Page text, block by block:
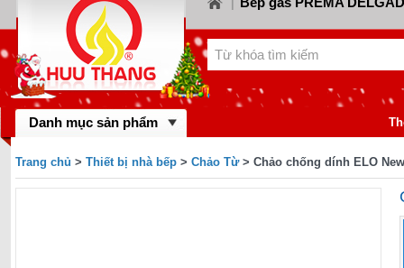
LORCA | Bếp gas CANZY |
KIWA | Bếp gas FABER
BINOVA Bếp gas MASTER
Bếp gas
BLUESTAR | Bếp gas
Danh mục sản phẩm
Trang chủ > Thiết bị nhà bếp > Chảo Từ> Chảo chống dính ELO